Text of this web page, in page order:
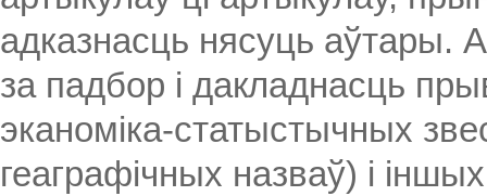
адказнасць нясуць аўтары.
за падбор і дакладнасць
эканоміка-статыстычных
геаграфічных назваў) і